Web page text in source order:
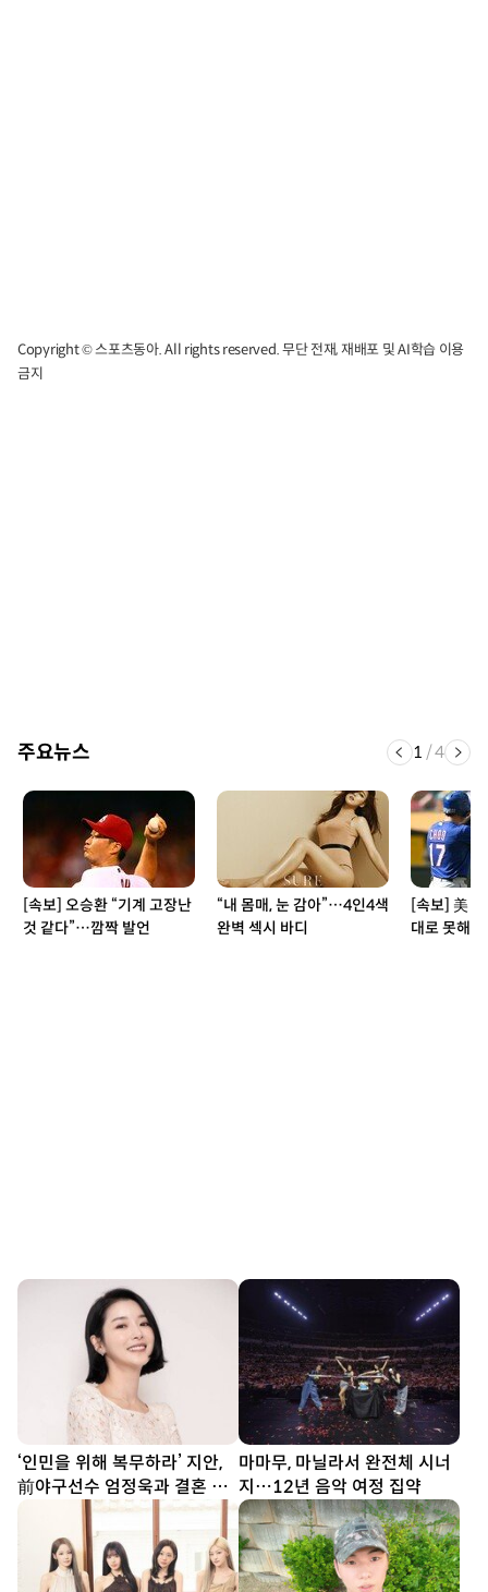
Copyright © 스포츠동아. All rights reserved. 무단 전재, 재배포 및 AI학습 이용
금지
주요뉴스 1 /4
[속보] 오승환 “기계 고장난
것 같다”…깜짝 발언
“내 몸매, 눈 감아”…4인4색
완벽 섹시 바디
[속보] 美
대로 못해”
‘인민을 위해 복무하라’ 지안,
前야구선수 엄정욱과 결혼 발
표
마마무, 마닐라서 완전체 시너
지…12년 음악 여정 집약